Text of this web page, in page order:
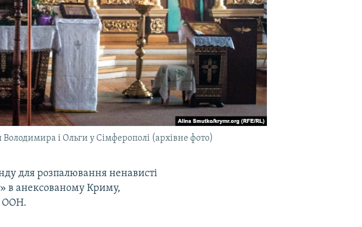
і Ольги у Сімферополі (архівне фото)
для розпалювання ненависті
в анексованому Криму,
ООН.